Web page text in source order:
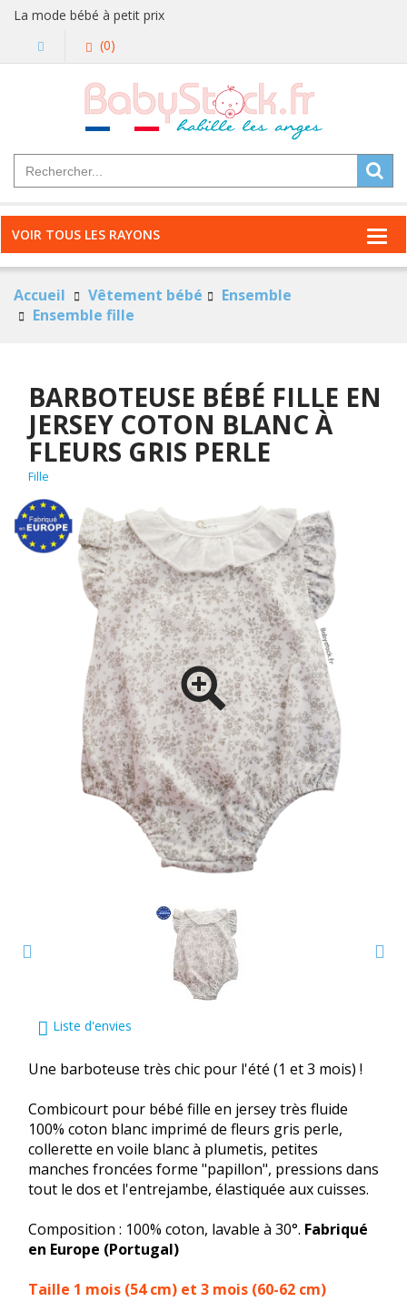
La mode bébé à petit prix
(0)
VOIR TOUS LES RAYONS
Accueil Vêtement bébé
Ensemble
Ensemble fille
BARBOTEUSE BÉBÉ FILLE EN
JERSEY COTON BLANC À
FLEURS GRIS PERLE
Fille
Liste d'envies
Une barboteuse très chic pour l'été (1 et 3 mois) !
Combicourt pour bébé fille en jersey très fluide
100% coton blanc imprimé de fleurs gris perle,
collerette en voile blanc à plumetis, petites
manches froncées forme "papillon", pressions dans
tout le dos et l'entrejambe, élastiquée aux cuisses.
Composition : 100% coton, lavable à 30°. Fabriqué
en Europe (Portugal)
Taille 1 mois (54 cm) et 3 mois (60-62 cm)